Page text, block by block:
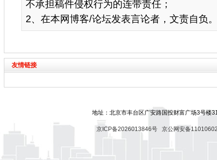
不承担稿件侵权行为的连带责任；
2、在本网博客/论坛发表言论者，文责自负
友情链接
地址：北京市丰台区广安路国投财富广场3号楼
京ICP备2026013846号 京公网安备